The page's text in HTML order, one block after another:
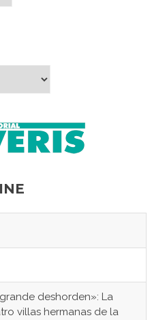
deshorden»: La
villas hermanas de la